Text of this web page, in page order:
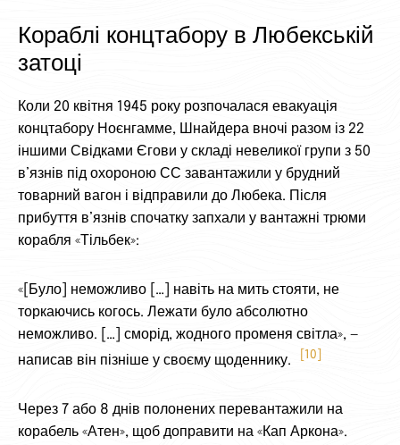
Кораблі концтабору в Любекській
затоці
Коли 20 квітня 1945 року розпочалася евакуація
концтабору Ноєнгамме, Шнайдера вночі разом із 22
іншими Свідками Єгови у складі невеликої групи з 50
в’язнів під охороною СС завантажили у брудний
товарний вагон і відправили до Любека. Після
прибуття в’язнів спочатку запхали у вантажні трюми
корабля «Тільбек»:
«[Було] неможливо […] навіть на мить стояти, не
торкаючись когось. Лежати було абсолютно
неможливо. […] сморід, жодного променя світла», —
написав він пізніше у своєму щоденнику.
10
Через 7 або 8 днів полонених перевантажили на
корабель «Атен», щоб доправити на «Кап Аркона».